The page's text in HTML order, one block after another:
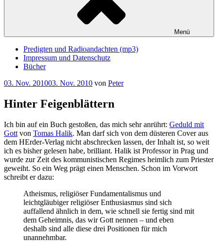
Menü
Predigten und Radioandachten (mp3)
Impressum und Datenschutz
Bücher
Veröffentlicht
03. Nov. 201003. Nov. 2010 von Peter
Hinter Feigenblättern
Ich bin auf ein Buch gestoßen, das mich sehr anrührt: Geduld mit
Gott von Tomas Halik. Man darf sich von dem düsteren Cover aus
dem HErder-Verlag nicht abschrecken lassen, der Inhalt ist, so weit
ich es bisher gelesen habe, brilliant. Halik ist Professor in Prag und
wurde zur Zeit des kommunistischen Regimes heimlich zum Priester
geweiht. So ein Weg prägt einen Menschen. Schon im Vorwort
schreibt er dazu:
Atheismus, religiöser Fundamentalismus und
leichtgläubiger religiöser Enthusiasmus sind sich
auffallend ähnlich in dem, wie schnell sie fertig sind mit
dem Geheimnis, das wir Gott nennen – und eben
deshalb sind alle diese drei Positionen für mich
unannehmbar.